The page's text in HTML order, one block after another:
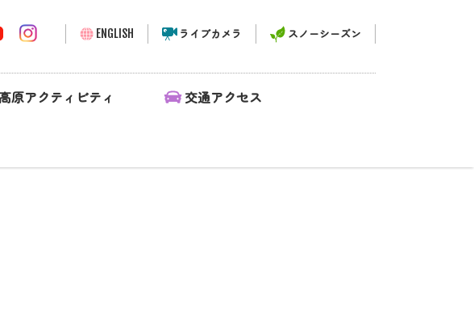
ENGLISH ライブカメラ スノーシーズン
原アクティビティ 交通アクセス